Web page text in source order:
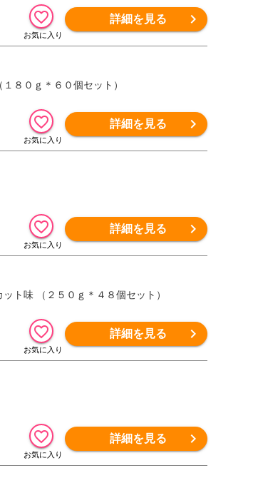
詳細を見る
８０ｇ＊６０個セット）
詳細を見る
詳細を見る
ト味 （２５０ｇ＊４８個セット）
詳細を見る
詳細を見る